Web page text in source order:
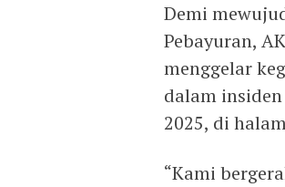
Demi
Pebayuran,
menggelar
dalam
2025, di
“Kami